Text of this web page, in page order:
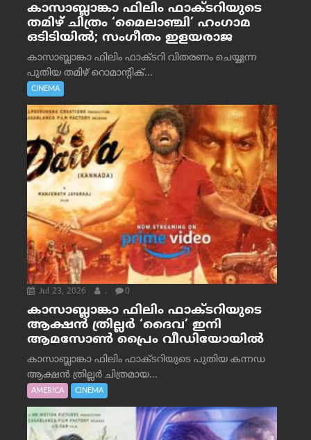
കാസാബ്ലാങ്കാ ഫിലിം ഫാക്ടറിയുടെ
തമിഴ് ചിത്രം ‘മൈലാഞ്ചി’ ഹംഗാമ
ഒടിടിയിൽ; സംഗീതം ഇളയരാജ
കാസാബ്ലാങ്കാ ഫിലിം ഫാക്ടറി വിതരണം ചെയ്യുന്ന
പുതിയ തമിഴ് റൊമാന്റിക്...
CINEMA
Jul 23, 2026 . 0
കാസാബ്ലാങ്കാ ഫിലിം ഫാക്ടറിയുടെ
ആക്ഷൻ ത്രില്ലർ ‘ദൈവ’ ഇനി
ആമസോൺ പ്രൈം വീഡിയോയിൽ
കാസാബ്ലാങ്കാ ഫിലിം ഫാക്ടറിയുടെ പുതിയ കന്നഡ
ആക്ഷൻ ത്രില്ലർ ചിത്രമായ...
AMERICA CINEMA